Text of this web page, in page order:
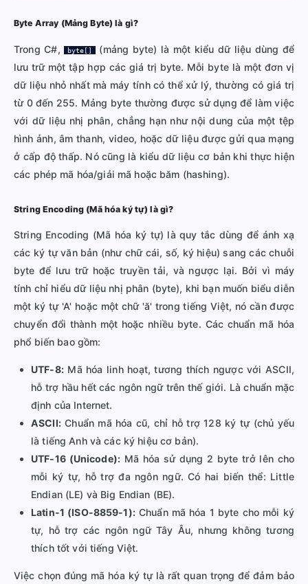
Byte Array (Mảng Byte) là gì?
Trong C#, byte[]
(mảng byte) là một kiểu dữ liệu dùng để
lưu trữ một tập hợp các giá trị byte. Mỗi byte là một đơn vị
dữ liệu nhỏ nhất mà máy tính có thể xử lý, thường có giá trị
từ 0 đến 255. Mảng byte thường được sử dụng để làm việc
với dữ liệu nhị phân, chẳng hạn như nội dung của một tệp
hình ảnh, âm thanh, video, hoặc dữ liệu được gửi qua mạng
ở cấp độ thấp. Nó cũng là kiểu dữ liệu cơ bản khi thực hiện
các phép mã hóa/giải mã hoặc băm (hashing).
String Encoding (Mã hóa ký tự) là gì?
String Encoding (Mã hóa ký tự) là quy tắc dùng để ánh xạ
các ký tự văn bản (như chữ cái, số, ký hiệu) sang các chuỗi
byte để lưu trữ hoặc truyền tải, và ngược lại. Bởi vì máy
tính chỉ hiểu dữ liệu nhị phân (byte), khi bạn muốn biểu diễn
một ký tự 'A' hoặc một chữ 'ă' trong tiếng Việt, nó cần được
chuyển đổi thành một hoặc nhiều byte. Các chuẩn mã hóa
phổ biến bao gồm:
UTF-8:Mã hóa linh hoạt, tương thích ngược với ASCII,
hỗ trợ hầu hết các ngôn ngữ trên thế giới. Là chuẩn mặc
định của Internet.
ASCII:Chuẩn mã hóa cũ, chỉ hỗ trợ 128 ký tự (chủ yếu
là tiếng Anh và các ký hiệu cơ bản).
UTF-16 (Unicode):Mã hóa sử dụng 2 byte trở lên cho
mỗi ký tự, hỗ trợ đa ngôn ngữ. Có hai biến thể: Little
Endian (LE) và Big Endian (BE).
Latin-1 (ISO-8859-1):Chuẩn mã hóa 1 byte cho mỗi ký
tự, hỗ trợ các ngôn ngữ Tây Âu, nhưng không tương
thích tốt với tiếng Việt.
Việc chọn đúng mã hóa ký tự là rất quan trọng để đảm bảo